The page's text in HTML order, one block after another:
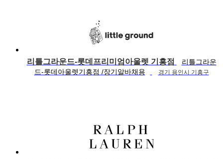
리틀그라운드-롯데프리미엄아울렛 기흥점
리틀그라운
드-롯데아울렛기흥점 /장기알바채용
경기 용인시 기흥구